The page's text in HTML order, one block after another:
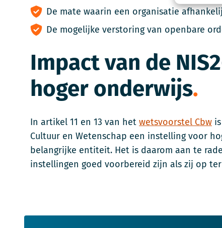
De mate waarin een organisatie
De mogelijke verstoring van openbare
Impact van de
hoger onderwijs
In artikel 11 en 13 van het wetsvoorstel Cbw
Cultuur en Wetenschap een instelling voor
belangrijke entiteit. Het is daarom aan te
instellingen goed voorbereid zijn als zij op